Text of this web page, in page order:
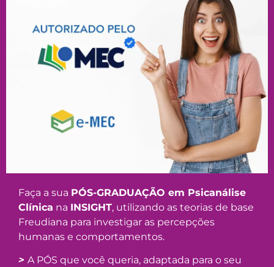
Faça a sua PÓS-GRADUAÇÃO em Psicanálise
Clínica na INSIGHT, utilizando as teorias de base
Freudiana para investigar as percepções
humanas e comportamentos.
> A PÓS que você queria, adaptada para o seu